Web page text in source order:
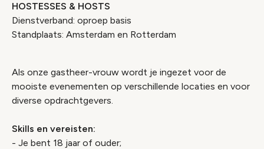
HOSTESSES & HOSTS
Dienstverband: oproep basis
Standplaats: Amsterdam en Rotterdam
Als onze gastheer-vrouw wordt je ingezet voor de
mooiste evenementen op verschillende locaties en voor
diverse opdrachtgevers.
Skills en vereisten:
- Je bent 18 jaar of ouder;